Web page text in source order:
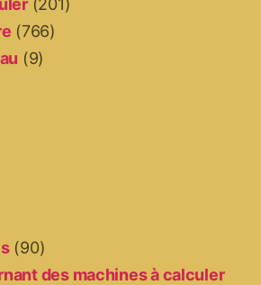
(766)
(9)
(90)
des machines à calculer